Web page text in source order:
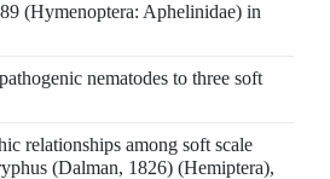
(Hymenoptera: Aphelinidae) in
nematodes to three soft
relationships among soft scale
(Dalman, 1826) (Hemiptera),